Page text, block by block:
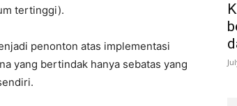
tertinggi).
penonton atas implementasi
yang bertindak hanya sebatas yang